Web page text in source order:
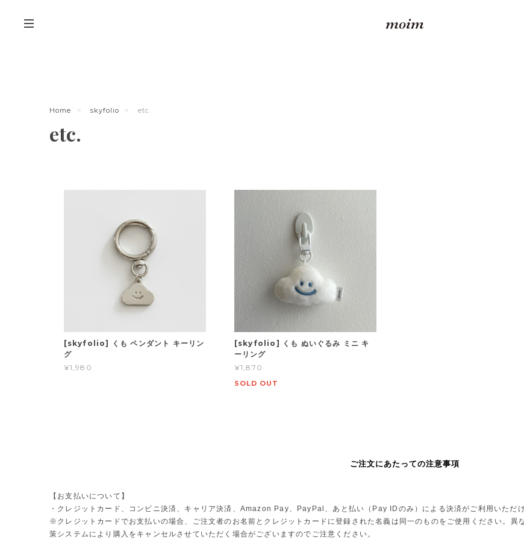
Home skyfolio etc.
etc.
[skyfolio] くも ペンダント キーリン
グ
¥1,980
[skyfolio] くも ぬいぐるみ ミニ キ
ーリング
¥1,870
SOLD OUT
ご注文にあたっての注意事項
【お支払いについて】
・クレジットカード、コンビニ決済、キャリア決済、Amazon Pay、PayPal、あと払い（Pay IDのみ）による決済がご利用いただけ
※クレジットカードでお支払いの場合、ご注文者のお名前とクレジットカードに登録された名義は同一のものをご使用ください。
策システムにより購入をキャンセルさせていただく場合がございますのでご注意ください。